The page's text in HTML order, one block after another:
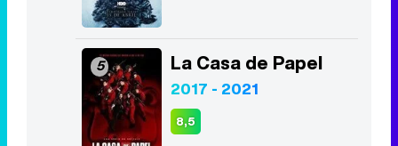
5 La Casa de Papel
2017 - 2021
8,5